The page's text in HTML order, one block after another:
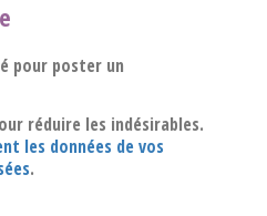
pour poster un
réduire les indésirables.
les données de vos
.